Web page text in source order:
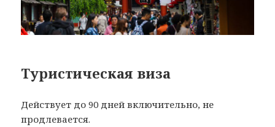
Туристическая виза
Действует до 90 дней включительно, не
продлевается.